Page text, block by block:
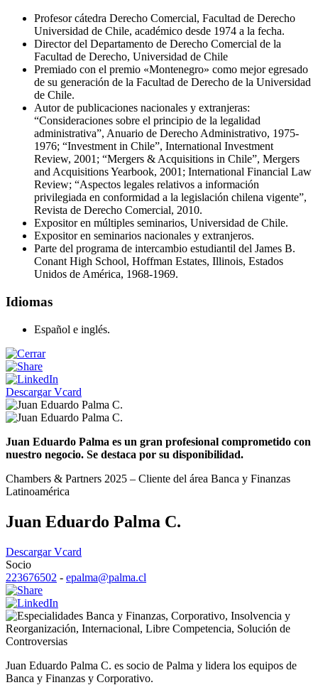
Profesor cátedra Derecho Comercial, Facultad de Derecho
Universidad de Chile, académico desde 1974 a la fecha.
Director del Departamento de Derecho Comercial de la
Facultad de Derecho, Universidad de Chile
Premiado con el premio «Montenegro» como mejor egresado
de su generación de la Facultad de Derecho de la Universidad
de Chile.
Autor de publicaciones nacionales y extranjeras:
“Consideraciones sobre el principio de la legalidad
administrativa”, Anuario de Derecho Administrativo, 1975-
1976; “Investment in Chile”, International Investment
Review, 2001; “Mergers & Acquisitions in Chile”, Mergers
and Acquisitions Yearbook, 2001; International Financial Law
Review; “Aspectos legales relativos a información
privilegiada en conformidad a la legislación chilena vigente”,
Revista de Derecho Comercial, 2010.
Expositor en múltiples seminarios, Universidad de Chile.
Expositor en seminarios nacionales y extranjeros.
Parte del programa de intercambio estudiantil del James B.
Conant High School, Hoffman Estates, Illinois, Estados
Unidos de América, 1968-1969.
Idiomas
Español e inglés.
Descargar Vcard
Juan Eduardo Palma es un gran profesional comprometido con
nuestro negocio. Se destaca por su disponibilidad.
Chambers & Partners 2025 – Cliente del área Banca y Finanzas
Latinoamérica
Juan Eduardo Palma C.
Descargar Vcard
Socio
223676502 - epalma@palma.cl
Banca y Finanzas, Corporativo, Insolvencia y
Reorganización, Internacional, Libre Competencia, Solución de
Controversias
Juan Eduardo Palma C. es socio de Palma y lidera los equipos de
Banca y Finanzas y Corporativo.